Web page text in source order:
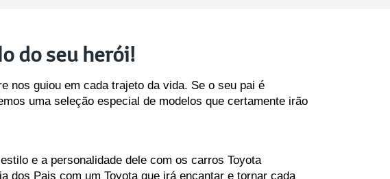
do seu herói!
nos guiou em cada trajeto da vida. Se o seu pai é
uma seleção especial de modelos que certamente irão
e a personalidade dele com os carros Toyota
dos Pais com um Toyota que irá encantar e tornar cada